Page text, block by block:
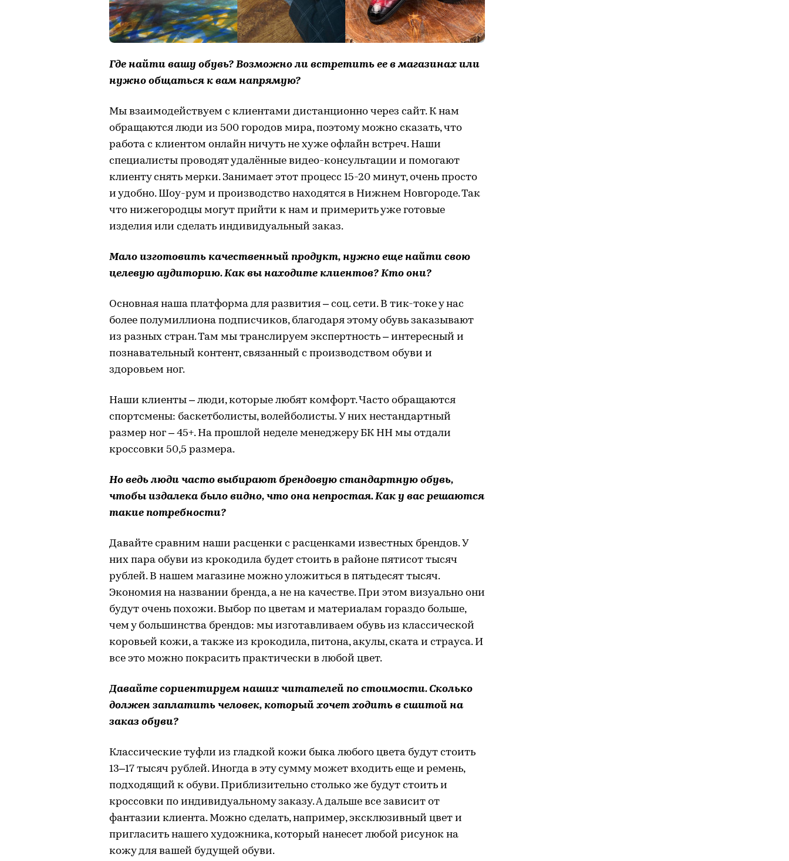
Где найти вашу обувь? Возможно ли встретить ее в магазинах или
нужно общаться к вам напрямую?
Мы взаимодействуем с клиентами дистанционно через сайт. К нам
обращаются люди из 500 городов мира, поэтому можно сказать, что
работа с клиентом онлайн ничуть не хуже офлайн встреч. Наши
специалисты проводят удалённые видео-консультации и помогают
клиенту снять мерки. Занимает этот процесс 15-20 минут, очень просто
и удобно. Шоу-рум и производство находятся в Нижнем Новгороде. Так
что нижегородцы могут прийти к нам и примерить уже готовые
изделия или сделать индивидуальный заказ.
Мало изготовить качественный продукт, нужно еще найти свою
целевую аудиторию. Как вы находите клиентов? Кто они?
Основная наша платформа для развития – соц. сети. В тик-токе у нас
более полумиллиона подписчиков, благодаря этому обувь заказывают
из разных стран. Там мы транслируем экспертность – интересный и
познавательный контент, связанный с производством обуви и
здоровьем ног.
Наши клиенты – люди, которые любят комфорт. Часто обращаются
спортсмены: баскетболисты, волейболисты. У них нестандартный
размер ног – 45+. На прошлой неделе менеджеру БК НН мы отдали
кроссовки 50,5 размера.
Но ведь люди часто выбирают брендовую стандартную обувь,
чтобы издалека было видно, что она непростая. Как у вас решаются
такие потребности?
Давайте сравним наши расценки с расценками известных брендов. У
них пара обуви из крокодила будет стоить в районе пятисот тысяч
рублей. В нашем магазине можно уложиться в пятьдесят тысяч.
Экономия на названии бренда, а не на качестве. При этом визуально они
будут очень похожи. Выбор по цветам и материалам гораздо больше,
чем у большинства брендов: мы изготавливаем обувь из классической
коровьей кожи, а также из крокодила, питона, акулы, ската и страуса. И
все это можно покрасить практически в любой цвет.
Давайте сориентируем наших читателей по стоимости. Сколько
должен заплатить человек, который хочет ходить в сшитой на
заказ обуви?
Классические туфли из гладкой кожи быка любого цвета будут стоить
13–17 тысяч рублей. Иногда в эту сумму может входить еще и ремень,
подходящий к обуви. Приблизительно столько же будут стоить и
кроссовки по индивидуальному заказу. А дальше все зависит от
фантазии клиента. Можно сделать, например, эксклюзивный цвет и
пригласить нашего художника, который нанесет любой рисунок на
кожу для вашей будущей обуви.